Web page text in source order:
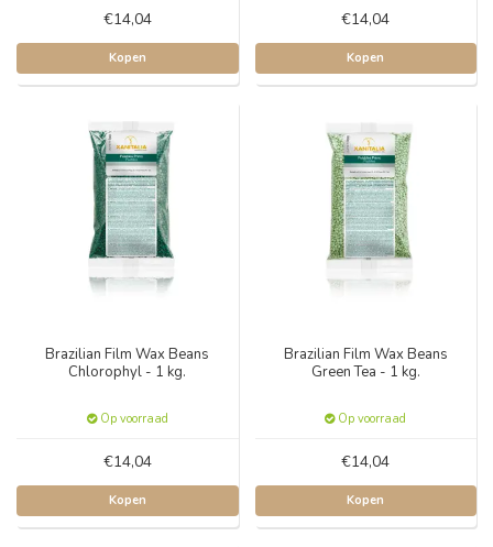
€14,04
Kopen
€14,04
Kopen
Brazilian Film Wax Beans
Chlorophyl - 1 kg.
Op voorraad
€14,04
Kopen
Brazilian Film Wax Beans
Green Tea - 1 kg.
Op voorraad
€14,04
Kopen